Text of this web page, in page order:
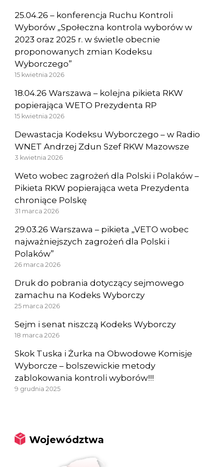
25.04.26 – konferencja Ruchu Kontroli
Wyborów „Społeczna kontrola wyborów w
2023 oraz 2025 r. w świetle obecnie
proponowanych zmian Kodeksu
Wyborczego”
15 kwietnia 2026
18.04.26 Warszawa – kolejna pikieta RKW
popierająca WETO Prezydenta RP
15 kwietnia 2026
Dewastacja Kodeksu Wyborczego – w Radio
WNET Andrzej Zdun Szef RKW Mazowsze
3 kwietnia 2026
Weto wobec zagrożeń dla Polski i Polaków –
Pikieta RKW popierająca weta Prezydenta
chroniące Polskę
31 marca 2026
29.03.26 Warszawa – pikieta „VETO wobec
najważniejszych zagrożeń dla Polski i
Polaków”
26 marca 2026
Druk do pobrania dotyczący sejmowego
zamachu na Kodeks Wyborczy
25 marca 2026
Sejm i senat niszczą Kodeks Wyborczy
18 marca 2026
Skok Tuska i Żurka na Obwodowe Komisje
Wyborcze – bolszewickie metody
zablokowania kontroli wyborów!!!
9 grudnia 2025
Województwa